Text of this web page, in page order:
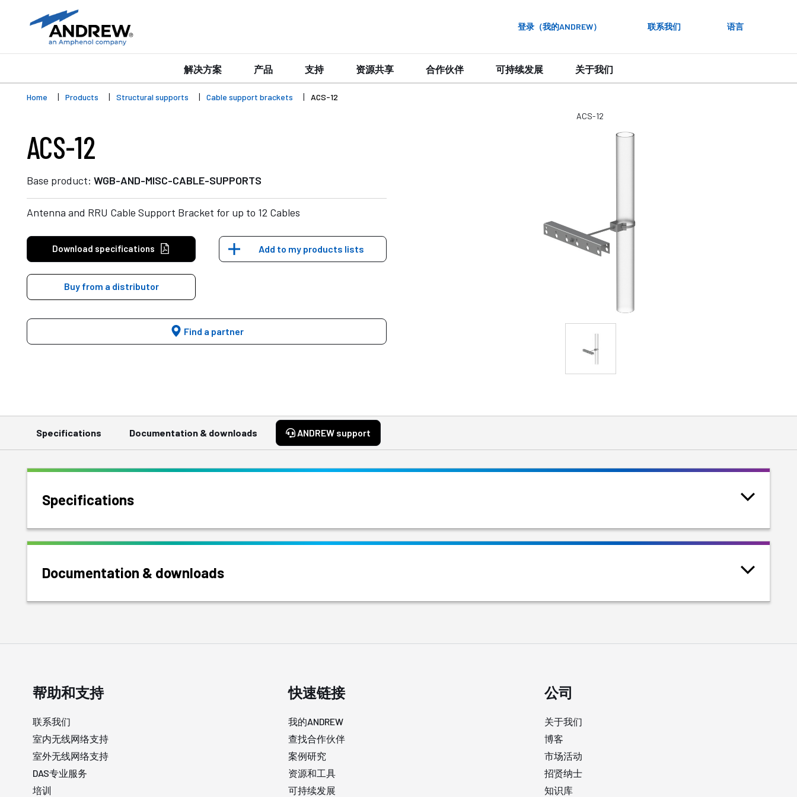
登录（我的ANDREW） 联系我们 语言
解决方案 产品 支持 资源共享 合作伙伴 可持续发展 关于我们
Home Products Structural supports Cable support brackets ACS-12
ACS-12
Base product: WGB-AND-MISC-CABLE-SUPPORTS
Antenna and RRU Cable Support Bracket for up to 12 Cables
Download specifications Add to my products lists
Buy from a distributor
Find a partner
ACS-12
Specifications Documentation & downloads ANDREW support
Specifications
Documentation & downloads
帮助和支持
联系我们
室内无线网络支持
室外无线网络支持
DAS专业服务
培训
快速链接
我的ANDREW
查找合作伙伴
案例研究
资源和工具
可持续发展
公司
关于我们
博客
市场活动
招贤纳士
知识库